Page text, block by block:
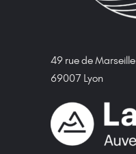
49 rue de Marseille
69007 Lyon